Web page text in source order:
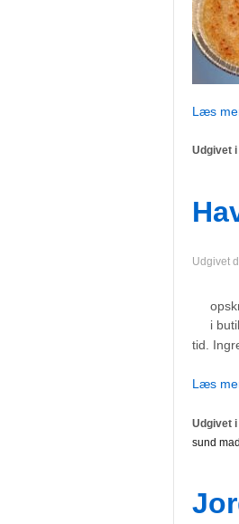
Læs
Udgivet i
Udgivet
i
tid.
Læs
Udgivet i
sund mad